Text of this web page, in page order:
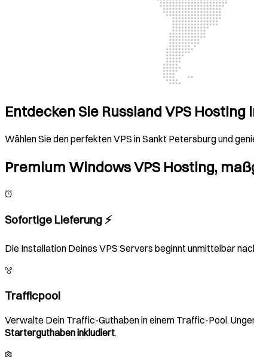
Entdecken Sie Russland VPS
Wählen Sie den perfekten VPS in Sankt Petersburg und
Premium Windows VPS Hosting,
Sofortige Lieferung ⚡️
Die Installation Deines VPS Servers beginnt unmittelbar
Trafficpool
Verwalte Dein Traffic-Guthaben in einem Traffic-Pool.
Starterguthaben inkludiert.